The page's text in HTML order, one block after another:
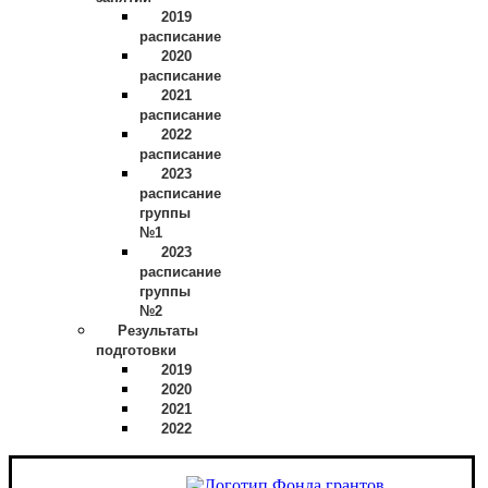
2019
расписание
2020
расписание
2021
расписание
2022
расписание
2023
расписание
группы
№1
2023
расписание
группы
№2
Результаты
подготовки
2019
2020
2021
2022